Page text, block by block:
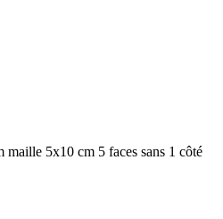
5x10 cm 5 faces sans 1 côté